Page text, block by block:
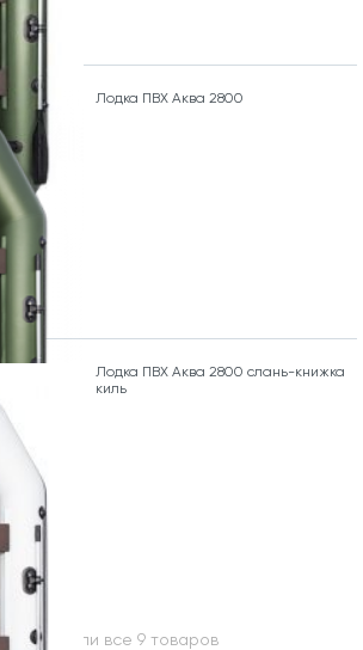
Лодка ПВХ Аква 2800
Лодка ПВХ Аква 2800 слань-книжка
киль
посмотрели все 9 товаров